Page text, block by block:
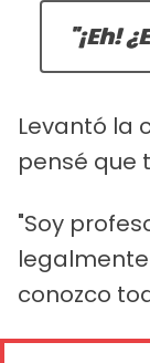
"¡Eh!
Levantó la
pensé que
"Soy
conozco